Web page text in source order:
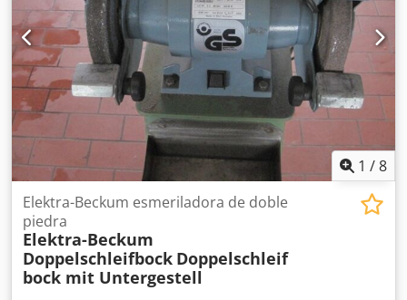
1 /8
Elektra-Beckum esmeriladora de doble
piedra
Elektra-Beckum
Doppelschleifbock Doppelschleif
bock mit Untergestell